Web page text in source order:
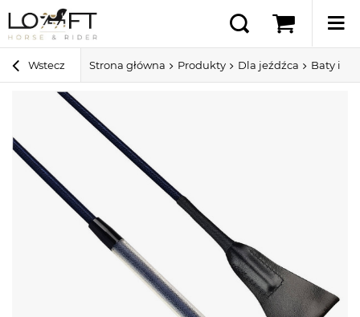
Wstecz Strona główna Produkty Dla jeźdźca Baty i